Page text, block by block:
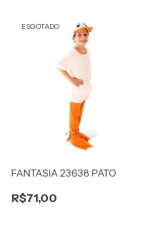
ESGOTADO
FANTASIA 23638 PATO
R$71,00